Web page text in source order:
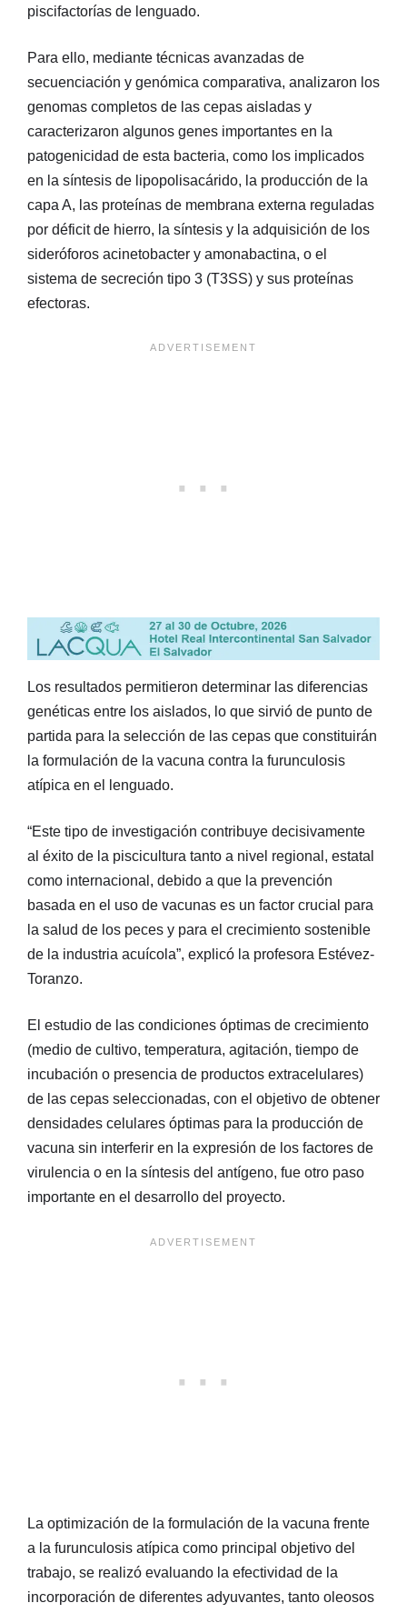
piscifactorías de lenguado.
Para ello, mediante técnicas avanzadas de
secuenciación y genómica comparativa, analizaron los
genomas completos de las cepas aisladas y
caracterizaron algunos genes importantes en la
patogenicidad de esta bacteria, como los implicados
en la síntesis de lipopolisacárido, la producción de la
capa A, las proteínas de membrana externa reguladas
por déficit de hierro, la síntesis y la adquisición de los
sideróforos acinetobacter y amonabactina, o el
sistema de secreción tipo 3 (T3SS) y sus proteínas
efectoras.
Los resultados permitieron determinar las diferencias
genéticas entre los aislados, lo que sirvió de punto de
partida para la selección de las cepas que constituirán
la formulación de la vacuna contra la furunculosis
atípica en el lenguado.
“Este tipo de investigación contribuye decisivamente
al éxito de la piscicultura tanto a nivel regional, estatal
como internacional, debido a que la prevención
basada en el uso de vacunas es un factor crucial para
la salud de los peces y para el crecimiento sostenible
de la industria acuícola”, explicó la profesora Estévez-
Toranzo.
El estudio de las condiciones óptimas de crecimiento
(medio de cultivo, temperatura, agitación, tiempo de
incubación o presencia de productos extracelulares)
de las cepas seleccionadas, con el objetivo de obtener
densidades celulares óptimas para la producción de
vacuna sin interferir en la expresión de los factores de
virulencia o en la síntesis del antígeno, fue otro paso
importante en el desarrollo del proyecto.
La optimización de la formulación de la vacuna frente
a la furunculosis atípica como principal objetivo del
trabajo, se realizó evaluando la efectividad de la
incorporación de diferentes adyuvantes, tanto oleosos